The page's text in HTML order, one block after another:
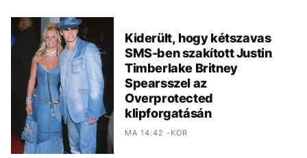
Kiderült, hogy kétszavas
SMS-ben szakított Justin
Timberlake Britney
Spearsszel az
Overprotected
klipforgatásán
MA 14:42 -KOR